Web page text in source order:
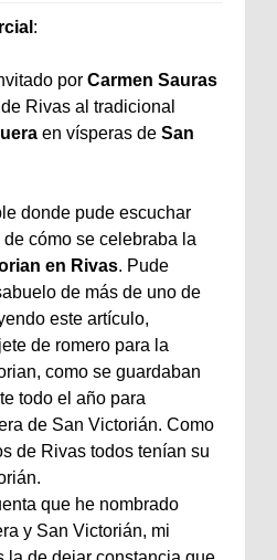
:
por Carmen Sauras
Rivas al tradicional
en vísperas de San
donde pude escuchar
cómo se celebraba la
en Rivas. Pude
de más de uno de
este artículo,
de romero para la
como se guardaban
todo el año para
de San Victorián. Como
de Rivas todos tenían su
que he nombrado
y San Victorián, mi